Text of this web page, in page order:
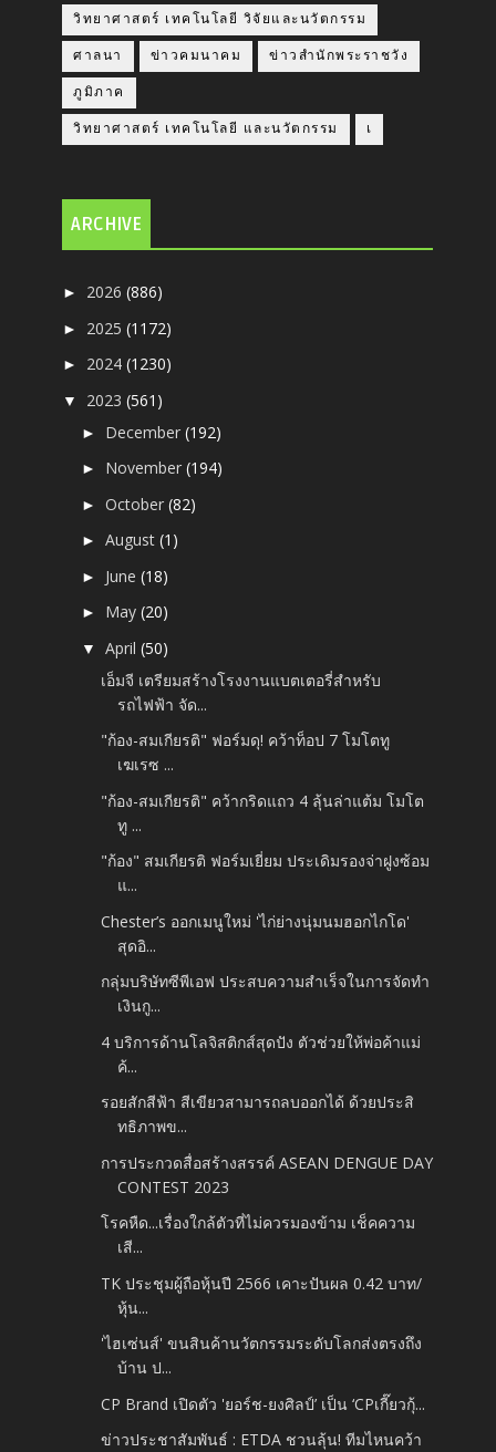
วิทยาศาสตร์ เทคโนโลยี วิจัยและนวัตกรรม
ศาลนา ข่าวคมนาคม ข่าวสำนักพระราชวัง
ภูมิภาค
วิทยาศาสตร์ เทคโนโลยี และนวัตกรรม เ
ARCHIVE
► 2026(886)
► 2025(1172)
► 2024(1230)
▼ 2023(561)
► December(192)
► November(194)
►October(82)
►August(1)
► June(18)
► May(20)
▼April(50)
เอ็มจี เตรียมสร้างโรงงานแบตเตอรี่สำหรับ
รถไฟฟ้า จัด...
"ก้อง-สมเกียรติ" ฟอร์มดุ! คว้าท็อป 7 โมโตทู
เฆเรซ ...
"ก้อง-สมเกียรติ" คว้ากริดแถว 4 ลุ้นล่าแต้ม โมโต
ทู ...
"ก้อง" สมเกียรติ ฟอร์มเยี่ยม ประเดิมรองจ่าฝูงซ้อม
แ...
Chester’s ออกเมนูใหม่ 'ไก่ย่างนุ่มนมฮอกไกโด'
สุดอิ...
กลุ่มบริษัทซีพีเอฟ ประสบความสำเร็จในการจัดทำ
เงินกู...
4 บริการด้านโลจิสติกส์สุดปัง ตัวช่วยให้พ่อค้าแม่
ค้...
รอยสักสีฟ้า สีเขียวสามารถลบออกได้ ด้วยประสิ
ทธิภาพข...
การประกวดสื่อสร้างสรรค์ ASEAN DENGUE DAY
CONTEST 2023
โรคหืด...เรื่องใกล้ตัวที่ไม่ควรมองข้าม เช็คความ
เสี...
TK ประชุมผู้ถือหุ้นปี 2566 เคาะปันผล 0.42 บาท/
หุ้น...
'ไฮเซ่นส์' ขนสินค้านวัตกรรมระดับโลกส่งตรงถึง
บ้าน ป...
CP Brand เปิดตัว 'ยอร์ช-ยงศิลป์’ เป็น ‘CPเกี๊ยวกุ้...
ข่าวประชาสัมพันธ์ : ETDA ชวนลุ้น! ทีมไหนคว้า